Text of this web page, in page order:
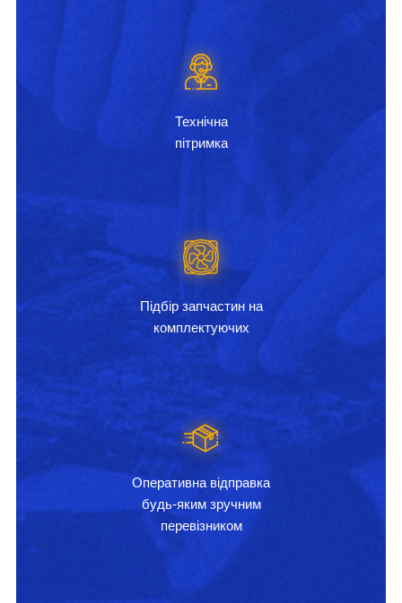
Технічна
пітримка
Підбір запчастин на
комплектуючих
Оперативна відправка
будь-яким зручним
перевізником